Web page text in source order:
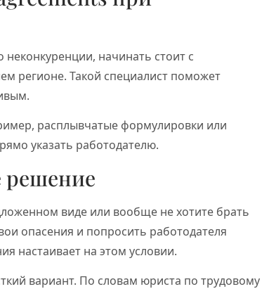
начинать стоит с
регионе. Такой специалист поможет
расплывчатые формулировки или
указать работодателю.
решение
виде или вообще не хотите брать
опасения и попросить работодателя
настаивает на этом условии.
вариант. По словам юриста по трудовому